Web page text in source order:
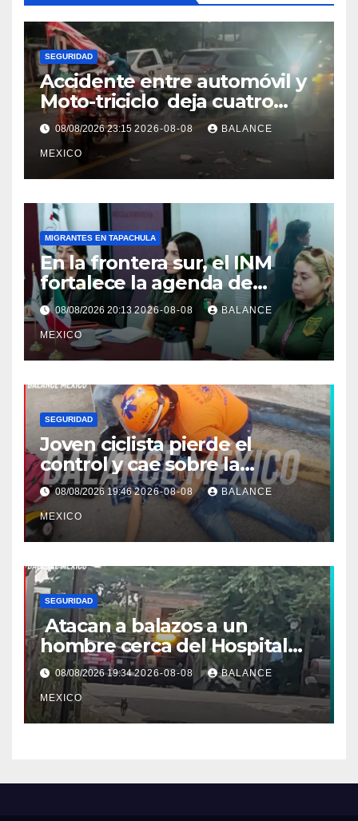
SEGURIDAD
Accidente entre automóvil y
Moto-triciclo deja cuatro
lesionados en Tuxtla Chico
08/08/2026 23:15 2026-08-08 BALANCE
MEXICO
MIGRANTES EN TAPACHULA
En la frontera sur, el INM
fortalece la agenda de
trabajo conjunta con el
Consulado de Guatemala.
08/08/2026 20:132026-08-08 BALANCE
MEXICO
SEGURIDAD
Joven ciclista pierde el
control y cae sobre la
banqueta en Tapachula
08/08/2026 19:462026-08-08 BALANCE
MEXICO
SEGURIDAD
Atacan a balazos a un
hombre cerca del Hospital
General de Huixtla
08/08/2026 19:342026-08-08 BALANCE
MEXICO